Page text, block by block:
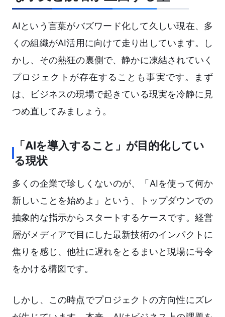
AIという言葉がバズワード化して久しい現在、多
くの組織がAI活用に向けて走り出しています。し
かし、その熱狂の裏側で、静かに凍結されていく
プロジェクトが存在することも事実です。まず
は、ビジネスの現場で起きている現実を冷静に見
つめ直してみましょう。
「AIを導入すること」が目的化してい
る現状
多くの企業で珍しくないのが、「AIを使って何か
新しいことを始めよ」という、トップダウンでの
抽象的な指示からスタートするケースです。経営
層がメディアで目にした最新技術のインパクトに
焦りを感じ、他社に遅れをとるまいと現場に号令
をかける構図です。
しかし、この時点でプロジェクトの方向性にズレ